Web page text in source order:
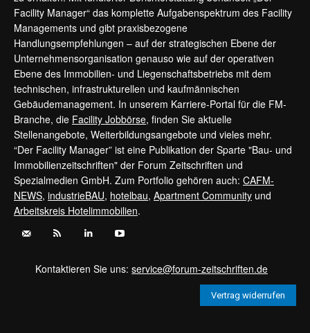
Facility Manager“ das komplette Aufgabenspektrum des Facility
Managements und gibt praxisbezogene
Handlungsempfehlungen – auf der strategischen Ebene der
Unternehmensorganisation genauso wie auf der operativen
Ebene des Immobilien- und Liegenschaftsbetriebs mit dem
technischen, infrastrukturellen und kaufmännischen
Gebäudemanagement. In unserem Karriere-Portal für die FM-
Branche, die Facility Jobbörse, finden Sie aktuelle
Stellenangebote, Weiterbildungsangebote und vieles mehr.
“Der Facility Manager” ist eine Publikation der Sparte "Bau- und
Immobilienzeitschriften" der Forum Zeitschriften und
Spezialmedien GmbH. Zum Portfolio gehören auch: CAFM-
NEWS, industrieBAU, hotelbau, Apartment Community und
Arbeitskreis Hotelimmobilien.
Kontaktieren Sie uns:service@forum-zeitschriften.de
Vertrag widerrufen